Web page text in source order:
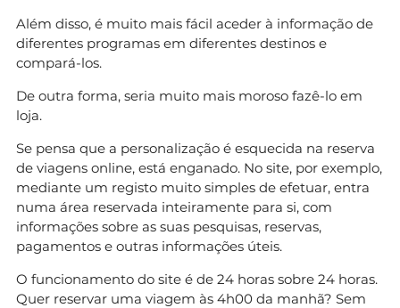
Além disso, é muito mais fácil aceder à informação de
diferentes programas em diferentes destinos e
compará-los.
De outra forma, seria muito mais moroso fazê-lo em
loja.
Se pensa que a personalização é esquecida na reserva
de viagens online, está enganado. No site, por exemplo,
mediante um registo muito simples de efetuar, entra
numa área reservada inteiramente para si, com
informações sobre as suas pesquisas, reservas,
pagamentos e outras informações úteis.
O funcionamento do site é de 24 horas sobre 24 horas.
Quer reservar uma viagem às 4h00 da manhã? Sem